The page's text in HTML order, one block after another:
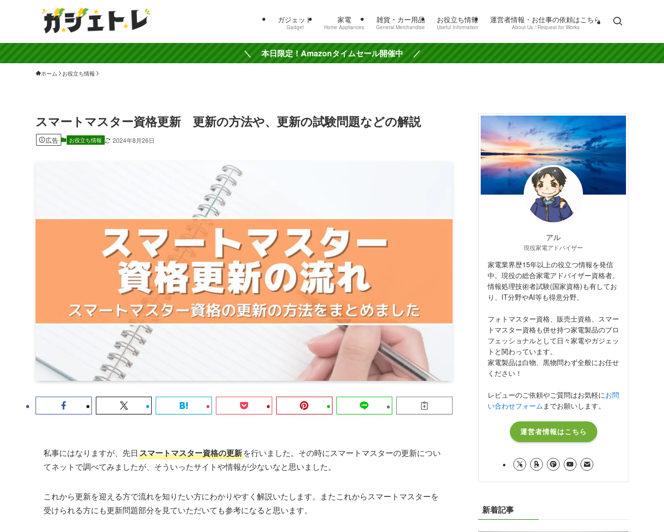
ガジェット
Gadget
家電
Home Appliances
雑貨・カー用品
General Merchandise
お役立ち情報
Useful Information
運営者情報・お仕事の依頼はこちら
About Us / Request for Works
＼ 本日限定！Amazonタイムセール開催中 ／
ホーム お役立ち情報
スマートマスター資格更新 更新の方法や、更新の試験問題などの解説
広告 お役立ち情報 2024年8月26日
私事にはなりますが、先日スマートマスター資格の更新を行いました。その時にスマートマスターの更新につい
てネットで調べてみましたが、そういったサイトや情報が少ないなと思いました。
これから更新を迎える方で流れを知りたい方にわかりやすく解説いたします。またこれからスマートマスターを
受けられる方にも更新問題部分を見ていただいても参考になると思います。
アル
現役家電アドバイザー
家電業界歴15年以上の役立つ情報を発信
中。現役の総合家電アドバイザー資格者。
情報処理技術者試験(国家資格)も有してお
り、IT分野やAI等も得意分野。
フォトマスター資格、販売士資格、スマー
トマスター資格も併せ持つ家電製品のプロ
フェッショナルとして日々家電やガジェッ
トと関わっています。
家電製品は白物、黒物問わず全般にお任せ
ください！
レビューのご依頼やご質問はお気軽にお問
い合わせフォーム までお願いします。
運営者情報はこちら
新着記事